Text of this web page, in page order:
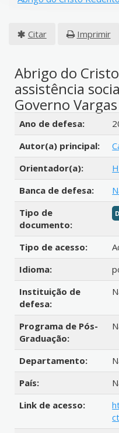
Citar Imprimir
Abrigo do
assistência
Governo
Detalhes bibliográficos
Ano de defesa:
Autor(a) principal:
Orientador(a):
Banca de defesa:
Tipo de
documento:
Tipo de acesso:
Idioma:
Instituição de
defesa:
Programa de Pós-
Graduação:
Departamento:
País:
Link de acesso: